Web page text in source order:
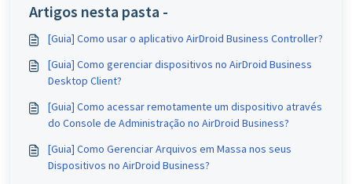
Artigos nesta pasta -
[Guia] Como usar o aplicativo AirDroid Business Controller?
[Guia] Como gerenciar dispositivos no AirDroid Business
Desktop Client?
[Guia] Como acessar remotamente um dispositivo através
do Console de Administração no AirDroid Business?
[Guia] Como Gerenciar Arquivos em Massa nos seus
Dispositivos no AirDroid Business?